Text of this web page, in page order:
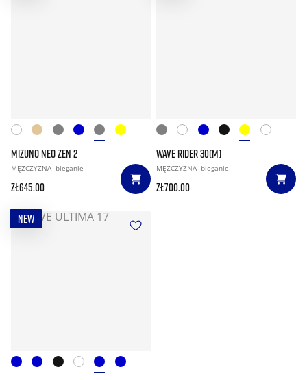
MIZUNO NEO ZEN 2
MĘŻCZYZNA bieganie
zł645.00
WAVE RIDER 30(M)
MĘŻCZYZNA bieganie
zł700.00
NEW